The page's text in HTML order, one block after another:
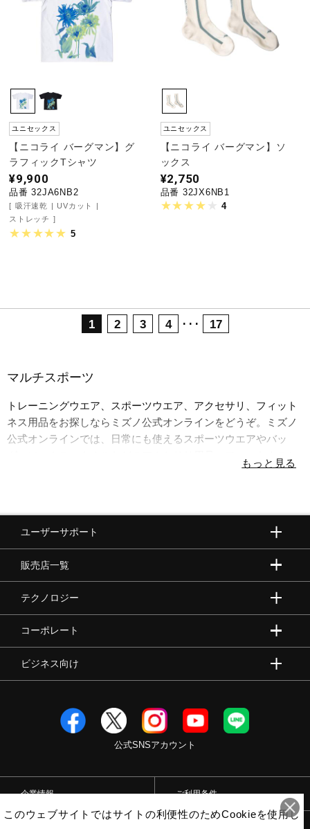
ユニセックス
【ニコライ バーグマン】グ
ラフィックTシャツ
¥9,900
品番 32JA6NB2
吸汗速乾
UVカット
ストレッチ
5
ユニセックス
【ニコライ バーグマン】ソ
ックス
¥2,750
品番 32JX6NB1
4
1 2 3 4 ･･･ 17
マルチスポーツ
トレーニングウエア、スポーツウエア、アクセサリ、フィット
ネス用品をお探しならミズノ公式オンラインをどうぞ。ミズノ
公式オンラインでは、日常にも使えるスポーツウエアやバッ
ユーザーサポート
販売店一覧
テクノロジー
コーポレート
ビジネス向け
公式SNSアカウント
企業情報 ご利用条件
このウェブサイトではサイトの利便性のためCookieを使用し